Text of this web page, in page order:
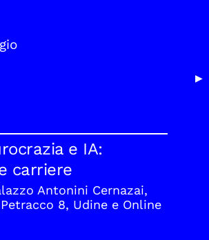
▶
gio
e IA:
carriere
Antonini Cernazai,
8, Udine e Online